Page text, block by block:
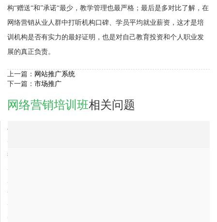
构“赠送“和”承诺“最少，教学管理也最严格；最后是多对比了解，在
网络营销从业人群中打听机构口碑、学员平均就业薪资，这才是培
训机构是否有实力的最好证明，也是对自己教育投资和个人职业发
展的真正负责。
上一篇： 网站推广系统
下一篇： 市场推广
网络营销培训班相关问题
信阳市网络营销培训班公司哪家好？
云南省网络营销培训班公司，最专业的？
徐州市网络营销培训班公司最好的是哪家？
安庆市网络营销培训班公司哪家比较好？比较靠谱？
云南省网络营销培训班网络推广公司排行
秦皇岛市网络营销培训班公司哪家好？